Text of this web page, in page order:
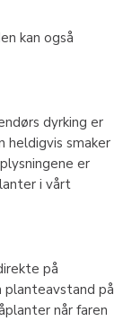
kan også
dyrking er
heldigvis smaker
er
i vårt
på
planteavstand på
når faren